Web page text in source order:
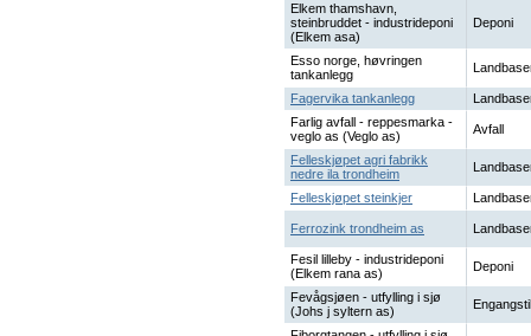
Elkem thamshavn,
steinbruddet - industrideponi
(Elkem asa)
Deponi
Esso norge, høvringen
tankanlegg
Fagervika tankanlegg
Farlig avfall - reppesmarka -
veglo as (Veglo as)
Avfall
Felleskjøpet agri fabrikk
nedre ila trondheim
Felleskjøpet steinkjer
Ferrozink trondheim as
Fesil lilleby - industrideponi
(Elkem rana as)
Deponi
Fevågsjøen - utfylling i sjø
(Johs j syltern as)